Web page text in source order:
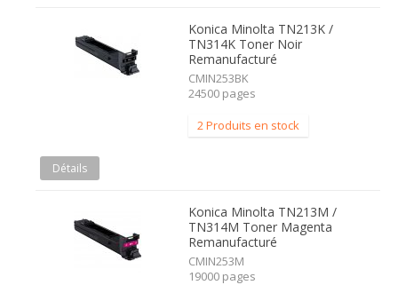
Konica Minolta TN213K /
TN314K Toner Noir
Remanufacturé
CMIN253BK
24500 pages
2 Produits en stock
Détails
Konica Minolta TN213M /
TN314M Toner Magenta
Remanufacturé
CMIN253M
19000 pages